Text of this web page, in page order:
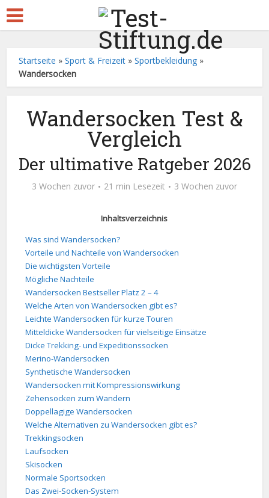
Startseite »Sport & Freizeit »Sportbekleidung »
Wandersocken
Wandersocken Test &
Vergleich
Der ultimative Ratgeber 2026
3 Wochen zuvor 21 min Lesezeit 3 Wochen zuvor
Inhaltsverzeichnis
Was sind Wandersocken?
Vorteile und Nachteile von Wandersocken
Die wichtigsten Vorteile
Mögliche Nachteile
Wandersocken Bestseller Platz 2 – 4
Welche Arten von Wandersocken gibt es?
Leichte Wandersocken für kurze Touren
Mitteldicke Wandersocken für vielseitige Einsätze
Dicke Trekking- und Expeditionssocken
Merino-Wandersocken
Synthetische Wandersocken
Wandersocken mit Kompressionswirkung
Zehensocken zum Wandern
Doppellagige Wandersocken
Welche Alternativen zu Wandersocken gibt es?
Trekkingsocken
Laufsocken
Skisocken
Normale Sportsocken
Das Zwei-Socken-System